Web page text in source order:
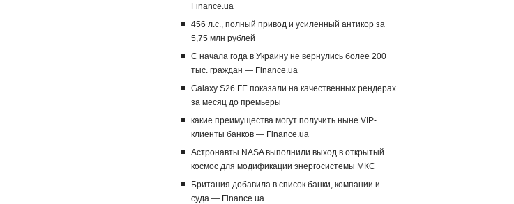
Finance.ua
456 л.с., полный привод и усиленный антикор за
5,75 млн рублей
С начала года в Украину не вернулись более 200
тыс. граждан — Finance.ua
Galaxy S26 FE показали на качественных рендерах
за месяц до премьеры
какие преимущества могут получить ныне VIP-
клиенты банков — Finance.ua
Астронавты NASA выполнили выход в открытый
космос для модификации энергосистемы МКС
Британия добавила в список банки, компании и
суда — Finance.ua